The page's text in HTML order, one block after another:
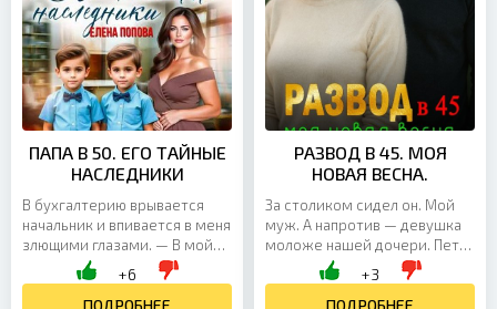
ПАПА В 50. ЕГО ТАЙНЫЕ
НАСЛЕДНИКИ
В бухгалтерию врывается
начальник и впивается в меня
злющими глазами. — В мой
кабинет! Немедленно! Встаю
со стула и на подкошенных
ногах иду по...
+6
ПОДРОБНЕЕ
РАЗВОД В 45. МОЯ
НОВАЯ ВЕСНА.
За столиком сидел он. Мой
муж. А напротив — девушка
моложе нашей дочери. Петр
держал ее руку в своей и
смотрел на нее так, как
когда-то смотрел на...
+3
ПОДРОБНЕЕ